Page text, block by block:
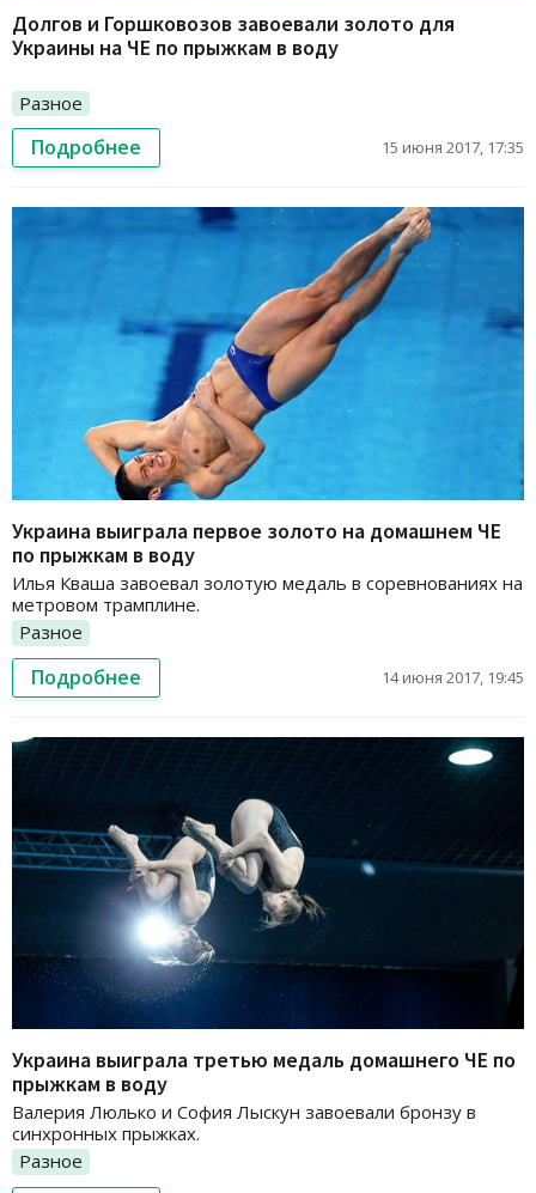
Долгов и Горшковозов завоевали золото для
Украины на ЧЕ по прыжкам в воду
Разное
Подробнее 15 июня 2017, 17:35
Украина выиграла первое золото на домашнем ЧЕ
по прыжкам в воду
Илья Кваша завоевал золотую медаль в соревнованиях на
метровом трамплине.
Разное
Подробнее 14 июня 2017, 19:45
Украина выиграла третью медаль домашнего ЧЕ по
прыжкам в воду
Валерия Люлько и София Лыскун завоевали бронзу в
синхронных прыжках.
Разное